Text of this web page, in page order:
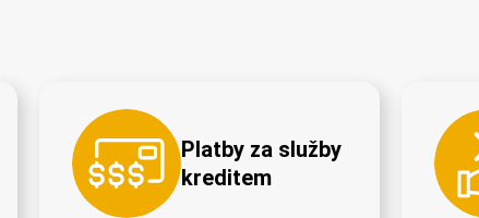
Platby za služby
kreditem